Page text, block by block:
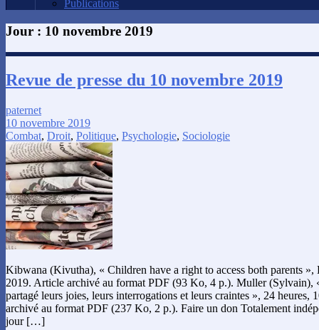
Publications
Jour : 10 novembre 2019
Revue de presse du 10 novembre 2019
paternet
10 novembre 2019
Combat, Droit, Politique, Psychologie, Sociologie
Kibwana (Kivutha), « Children have a right to access both parents
2019. Article archivé au format PDF (93 Ko, 4 p.). Muller (Sylvain),
partagé leurs joies, leurs interrogations et leurs craintes », 24 heures,
archivé au format PDF (237 Ko, 2 p.). Faire un don Totalement
jour […]